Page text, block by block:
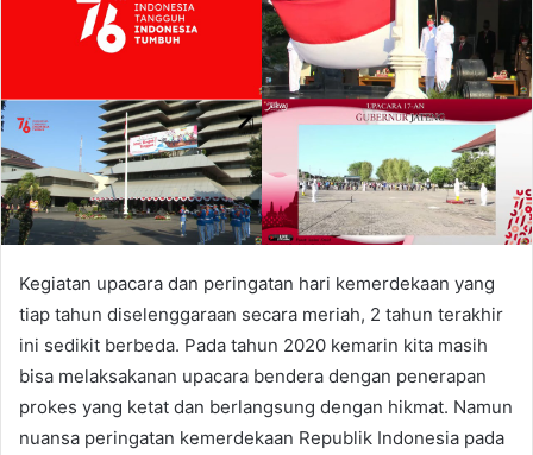
Kegiatan upacara dan peringatan hari kemerdekaan yang
tiap tahun diselenggaraan secara meriah, 2 tahun terakhir
ini sedikit berbeda. Pada tahun 2020 kemarin kita masih
bisa melaksakanan upacara bendera dengan penerapan
prokes yang ketat dan berlangsung dengan hikmat. Namun
nuansa peringatan kemerdekaan Republik Indonesia pada